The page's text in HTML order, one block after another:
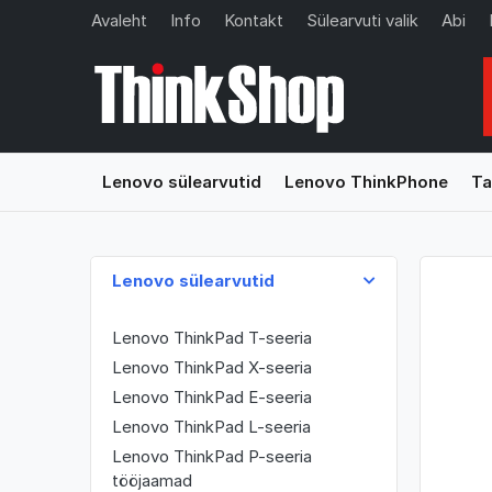
Avaleht Info Kontakt Sülearvuti valik Abi
Lenovo sülearvutid Lenovo ThinkPhone
Lenovo sülearvutid
Lenovo ThinkPad T-seeria
Lenovo ThinkPad X-seeria
Lenovo ThinkPad E-seeria
Lenovo ThinkPad L-seeria
Lenovo ThinkPad P-seeria
tööjaamad